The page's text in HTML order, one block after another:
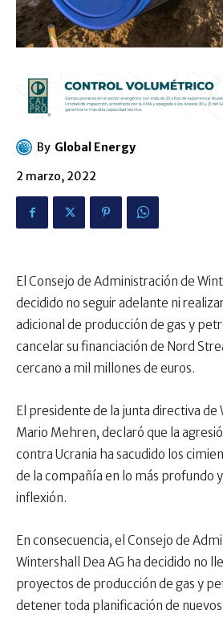
By Global Energy
2 marzo, 2022
El Consejo de Administración de
decidido no seguir adelante ni
adicional de producción de gas y
cancelar su financiación de Nord
cercano a mil millones de euros.
El presidente de la junta directiva de
Mario Mehren, declaró que la
contra Ucrania ha sacudido los
de la compañía en lo más profundo
inflexión.
En consecuencia, el Consejo de
Wintershall Dea AG ha decidido no
proyectos de producción de gas y
detener toda planificación de